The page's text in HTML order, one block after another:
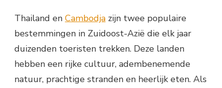
Thailand en Cambodja zijn twee populaire
bestemmingen in Zuidoost-Azië die elk jaar
duizenden toeristen trekken. Deze landen
hebben een rijke cultuur, adembenemende
natuur, prachtige stranden en heerlijk eten. Als